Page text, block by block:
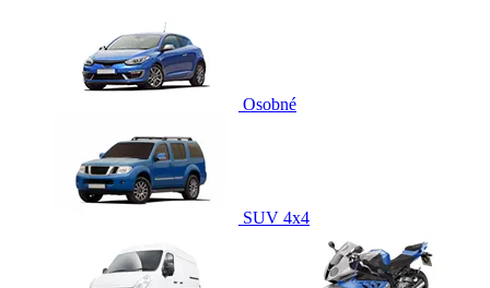
Osobné
SUV 4x4